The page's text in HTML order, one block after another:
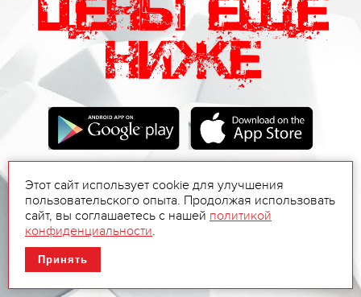
Этот сайт использует cookie для улучшения
пользовательского опыта. Продолжая использовать
сайт, вы соглашаетесь с нашей политикой
конфиденциальности.
Принять